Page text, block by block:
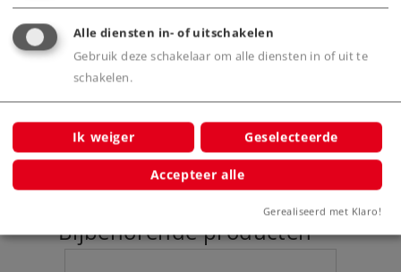
Productinfo
Digitale functies
Bijbehorende producten
Alle diensten in- of uitschakelen
Gebruik deze schakelaar om alle diensten in of uit te
schakelen.
Ik weiger Geselecteerde
Accepteer alle
Gerealiseerd met Klaro!